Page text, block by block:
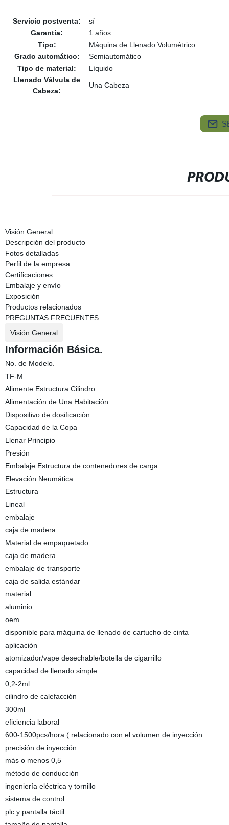
Servicio postventa:
sí
Garantía:
1 años
Tipo:
Máquina de Llenado Volumétrico
Grado automático:
Semiautomático
Tipo de material:
Líquido
Llenado Válvula de
Cabeza:
Una Cabeza
Visión General
Descripción del producto
Fotos detalladas
Perfil de la empresa
Certificaciones
Embalaje y envío
Exposición
Productos relacionados
PREGUNTAS FRECUENTES
Visión General
Información Básica.
No. de Modelo.
TF-M
Alimente Estructura Cilindro
Alimentación de Una Habitación
Dispositivo de dosificación
Capacidad de la Copa
Llenar Principio
Presión
Embalaje Estructura de contenedores de carga
Elevación Neumática
Estructura
Lineal
embalaje
caja de madera
Material de empaquetado
caja de madera
embalaje de transporte
caja de salida estándar
material
aluminio
oem
disponible para máquina de llenado de cartucho de cinta
aplicación
atomizador/vape desechable/botella de cigarrillo
capacidad de llenado simple
0,2-2ml
cilindro de calefacción
300ml
eficiencia laboral
600-1500pcs/hora ( relacionado con el volumen de inyección
precisión de inyección
más o menos 0,5
método de conducción
ingeniería eléctrica y tornillo
sistema de control
plc y pantalla táctil